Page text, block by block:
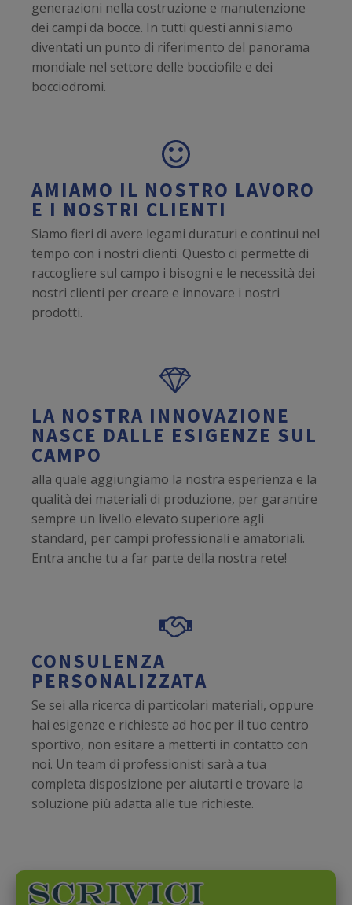
generazioni nella costruzione e manutenzione
dei campi da bocce. In tutti questi anni siamo
diventati un punto di riferimento del panorama
mondiale nel settore delle bocciofile e dei
bocciodromi.
AMIAMO IL NOSTRO LAVORO
E I NOSTRI CLIENTI
Siamo fieri di avere legami duraturi e continui nel
tempo con i nostri clienti. Questo ci permette di
raccogliere sul campo i bisogni e le necessità dei
nostri clienti per creare e innovare i nostri
prodotti.
LA NOSTRA INNOVAZIONE
NASCE DALLE ESIGENZE SUL
CAMPO
alla quale aggiungiamo la nostra esperienza e la
qualità dei materiali di produzione, per garantire
sempre un livello elevato superiore agli
standard, per campi professionali e amatoriali.
Entra anche tu a far parte della nostra rete!
CONSULENZA
PERSONALIZZATA
Se sei alla ricerca di particolari materiali, oppure
hai esigenze e richieste ad hoc per il tuo centro
sportivo, non esitare a metterti in contatto con
noi. Un team di professionisti sarà a tua
completa disposizione per aiutarti e trovare la
soluzione più adatta alle tue richieste.